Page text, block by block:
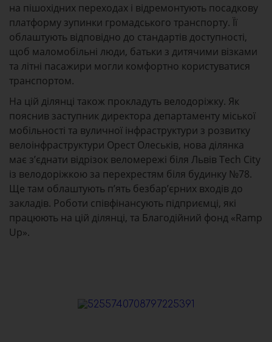
на пішохідних переходах і відремонтують посадкову
платформу зупинки громадського транспорту. Її
облаштують відповідно до стандартів доступності,
щоб маломобільні люди, батьки з дитячими візками
та літні пасажири могли комфортно користуватися
транспортом.
На цій ділянці також прокладуть велодоріжку. Як
пояснив заступник директора департаменту міської
мобільності та вуличної інфраструктури з розвитку
велоінфраструктури Орест Олеськів, нова ділянка
має з’єднати відрізок веломережі біля Львів Tech City
із велодоріжкою за перехрестям біля будинку №78.
Ще там облаштують п’ять безбар’єрних входів до
закладів. Роботи співфінансують підприємці, які
працюють на цій ділянці, та Благодійний фонд «Ramp
Up».